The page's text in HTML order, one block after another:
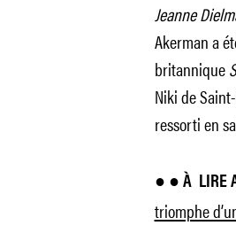
Jeanne
Akerman a
britannique
Niki de
ressorti en
● ● À LIRE
triomphe